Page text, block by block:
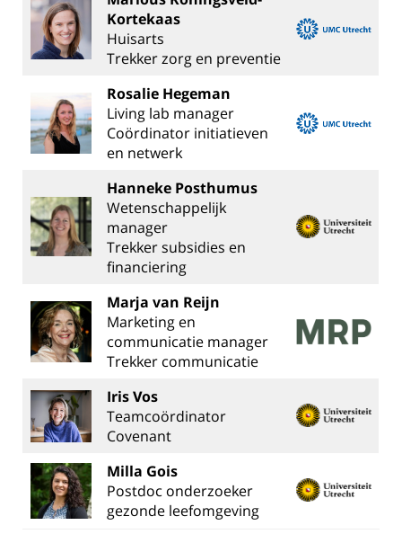
Kortekaas
Huisarts
Trekker zorg en preventie
Rosalie Hegeman
Living lab manager
Coördinator initiatieven
en netwerk
Hanneke Posthumus
Wetenschappelijk
manager
Trekker subsidies en
financiering
Marja van Reijn
Marketing en
communicatie manager
Trekker communicatie
Iris Vos
Teamcoördinator
Covenant
Milla Gois
Postdoc onderzoeker
gezonde leefomgeving